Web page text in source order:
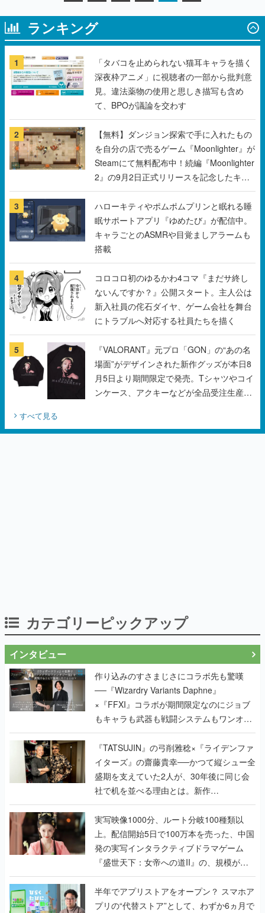
ランキング
1
「タバコを止められない猫耳キャラを描く
深夜枠アニメ」に視聴者の一部から批判意
見。違法薬物の使用と思しき描写も含め
て、BPOが議論を交わす
2
【無料】ダンジョン探索で手に入れたもの
を自分の店で売るゲーム『Moonlighter』が
Steamにて無料配布中！続編『Moonlighter
2』の9月2日正式リリースを記念したキャ
ンペーン
3
ハローキティやポムポムプリンと眠れる睡
眠サポートアプリ『ゆめたび』が配信中。
キャラごとのASMRや目覚ましアラームも
搭載
4
コロコロ初のゆるかわ4コマ『まだサ終し
ないんですか？』公開スタート。主人公は
新入社員の侘石ダイヤ、ゲーム会社を舞台
にトラブルへ対応する社員たちを描く
5
『VALORANT』元プロ「GON」の“あの名
場面”がデザインされた新作グッズが本日8
月5日より期間限定で発売。Tシャツやコイ
ンケース、アクキーなどが全品受注生産で
すべて見る
カテゴリーピックアップ
インタビュー
作り込みのすさまじさにコラボ先も驚嘆
──『Wizardry Variants Daphne』
×『FFXI』コラボが期間限定なのにジョブ
もキャラも武器も戦闘システムもワンオフ
で作り込まれた理由を両ディレクターに聞
く
『TATSUJIN』の弓削雅稔×『ライデンファ
イターズ』の齋藤貴幸──かつて縦シュー全
盛期を支えていた2人が、30年後に同じ会
社で机を並べる理由とは。新作
『TATSUJIN EXTREME』で初タッグを組
んだレジェンド2人に訊く開発秘話
実写映像1000分、ルート分岐100種類以
上。配信開始5日で100万本を売った、中国
発の実写インタラクティブドラマゲーム
『盛世天下：女帝への道II』の、規模が違
うこだわりをプロデューサーに聞いた
半年でアプリストアをオープン？ スマホア
プリの“代替ストア”として、わずか6ヵ月で